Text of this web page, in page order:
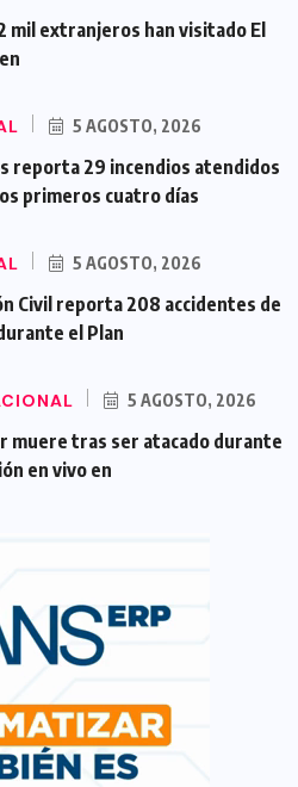
mil extranjeros han visitado El
5 AGOSTO, 2026
reporta 29 incendios atendidos
primeros cuatro días
5 AGOSTO, 2026
Civil reporta 208 accidentes de
el Plan
5 AGOSTO, 2026
muere tras ser atacado durante
en vivo en